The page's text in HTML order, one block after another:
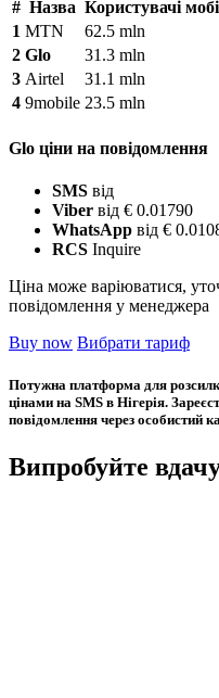
# Назва Користувачі
1 MTN
62.5 mln
2 Glo
31.3 mln
3 Airtel
31.1 mln
4 9mobile 23.5 mln
Glo ціни на повідомлення
SMS від
Viber від € 0.01790
WhatsApp від €
RCS Inquire
Ціна може варіюватися,
повідомлення у менеджера
Buy now Вибрати тариф
Потужна платформа для
цінами на SMS в Нігерія.
повідомлення через особистий
Випробуйте